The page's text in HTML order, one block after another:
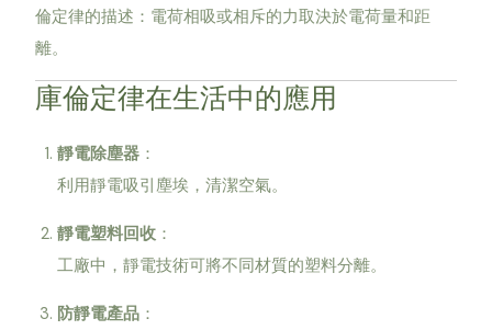
倫定律的描述：電荷相吸或相斥的力取決於電荷量和距
離。
庫倫定律在生活中的應用
靜電除塵器 ：
利用靜電吸引塵埃，清潔空氣。
靜電塑料回收 ：
工廠中，靜電技術可將不同材質的塑料分離。
防靜電產品 ：